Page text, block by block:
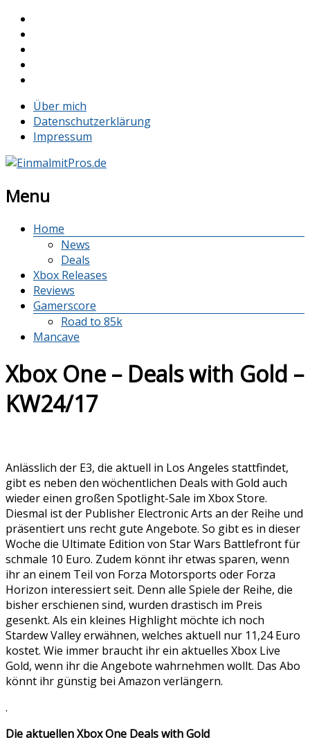
Über mich
Datenschutzerklärung
Impressum
Menu
Home
News
Deals
Xbox Releases
Reviews
Gamerscore
Road to 85k
Mancave
Xbox One – Deals with Gold –
KW24/17
Anlässlich der E3, die aktuell in Los Angeles stattfindet,
gibt es neben den wöchentlichen Deals with Gold auch
wieder einen großen Spotlight-Sale im Xbox Store.
Diesmal ist der Publisher Electronic Arts an der Reihe und
präsentiert uns recht gute Angebote. So gibt es in dieser
Woche die Ultimate Edition von Star Wars Battlefront für
schmale 10 Euro. Zudem könnt ihr etwas sparen, wenn
ihr an einem Teil von Forza Motorsports oder Forza
Horizon interessiert seit. Denn alle Spiele der Reihe, die
bisher erschienen sind, wurden drastisch im Preis
gesenkt. Als ein kleines Highlight möchte ich noch
Stardew Valley erwähnen, welches aktuell nur 11,24 Euro
kostet. Wie immer braucht ihr ein aktuelles Xbox Live
Gold, wenn ihr die Angebote wahrnehmen wollt. Das Abo
könnt ihr günstig bei Amazon verlängern.
.
Die aktuellen Xbox One Deals with Gold